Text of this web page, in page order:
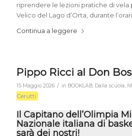
riprendere le lezioni pratiche di vela
Velico del Lago d’Orta, durante
Continua a leggere
Pippo Ricci al Don
15 Maggio 2026 / in BOOKLAB, Dalla scuola,
Cerutti
Il Capitano dell’Olimpia
Nazionale italiana di
sarà dei nostri!